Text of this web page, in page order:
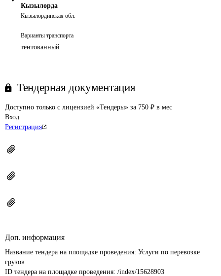
Кызылорда
Кызылординская обл.
Варианты транспорта
тентованный
Тендерная документация
Доступно только с лицензией «Тендеры» за 750 ₽ в мес
Вход
Регистрация
Доп. информация
Название тендера на площадке проведения: Услуги по перевозке
грузов
ID тендера на площадке проведения: /index/15628903